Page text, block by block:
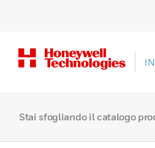
Stai sfogliando il catalogo